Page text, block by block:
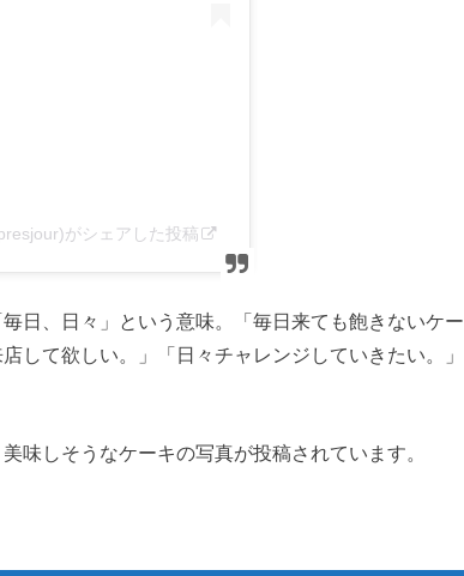
がシェアした投稿
日、日々」という意味。「毎日来ても飽きないケー
して欲しい。」「日々チャレンジしていきたい。」
味しそうなケーキの写真が投稿されています。